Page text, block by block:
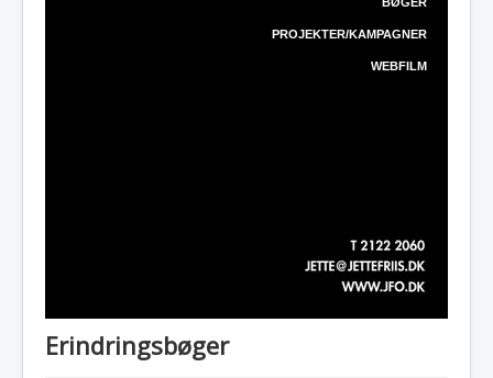
PROJEKTER/KAMPAGNER
WEBFILM
Erindringsbøger